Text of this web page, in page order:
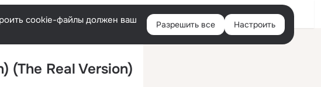
Войти
cookie-файлы должен ваш Разрешить все Настроить
(The Real Version)